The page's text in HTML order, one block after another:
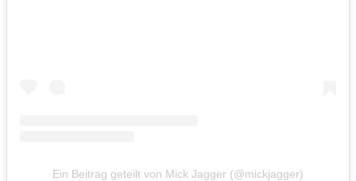
Ein Beitrag geteilt von Mick Jagger (@mickjagger)